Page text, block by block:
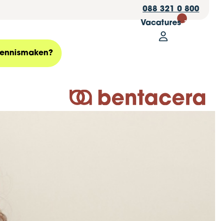
088 321 0 800
Vacatures 30
Mijn
Logo Bentacera